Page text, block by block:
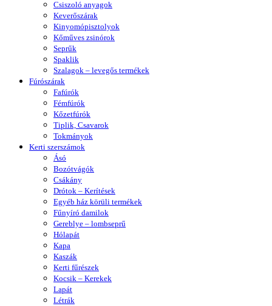
Csiszoló anyagok
Keverőszárak
Kinyomópisztolyok
Kőműves zsinórok
Seprűk
Spaklik
Szalagok – levegős termékek
Fúrószárak
Fafúrók
Fémfúrók
Kőzetfúrók
Tiplik, Csavarok
Tokmányok
Kerti szerszámok
Ásó
Bozótvágók
Csákány
Drótok – Kerítések
Egyéb ház körüli termékek
Fűnyíró damilok
Gereblye – lombseprű
Hólapát
Kapa
Kaszák
Kerti fűrészek
Kocsik – Kerekek
Lapát
Létrák